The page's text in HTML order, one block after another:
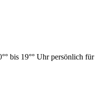
bis 19°° Uhr persönlich für